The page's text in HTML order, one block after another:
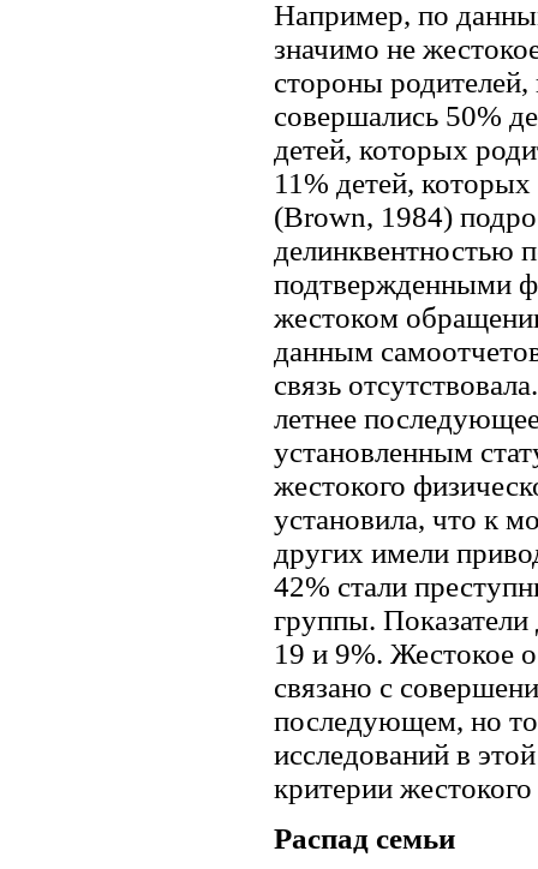
Например, по
значимо не
стороны
совершались 50%
детей, которых
11% детей,
(Brown, 1984)
делинквентностью
подтвержденными
жестоком
данным
связь
летнее
установленным
жестокого
установила, что к
других имели
42% стали
группы. Показатели
19 и 9%. Жестокое
связано с
последующем, но
исследований в
критерии
Распад семьи